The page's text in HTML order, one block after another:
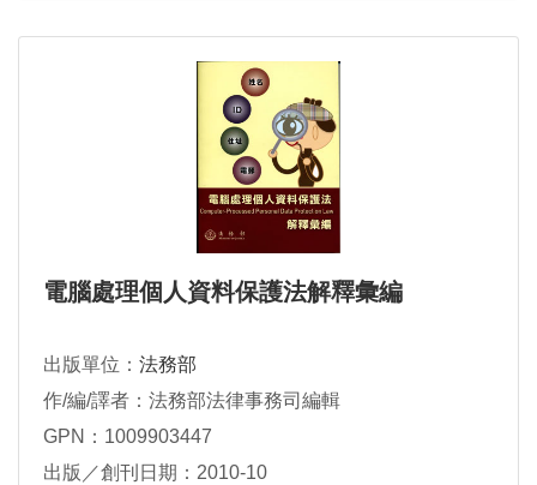
電腦處理個人資料保護法解釋彙編
出版單位： 法務部
作/編/譯者：法務部法律事務司編輯
GPN：1009903447
出版／創刊日期：2010-10